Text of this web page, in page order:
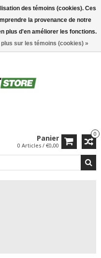
0
Panier
0 Articles / €0,00
des témoins (cookies). Ces
la provenance de notre
plus d'en améliorer les fonctions.
plus sur les témoins (cookies) »